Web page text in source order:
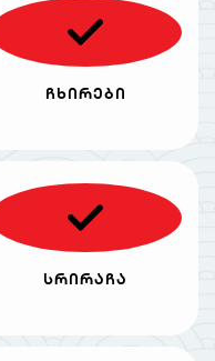
ჩხირები
სრირაჩა